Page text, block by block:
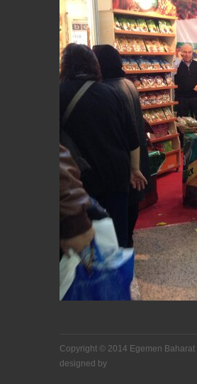
Copyright © 2014 Egemen Baharat |
designed by